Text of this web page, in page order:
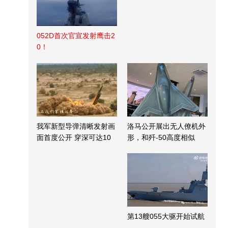
052D首次官宣发射鹰击2
0！
我军新型导弹清晰发射画
面首度公开 穿深可达10
洛马公开展出无人僚机外
形，和歼-50高度相似
第13艘055大驱开始试航